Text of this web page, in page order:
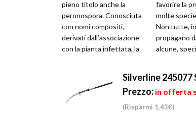
pieno titolo anche la
peronospora. Conosciuta
con nomi compositi,
derivati dall’associazione
con la pianta infettata, la
favorire la
molte
Non tutte,
propagano
alcune,
Silverline 245077
Prezzo: in offerta
(Risparmi 1,43€)